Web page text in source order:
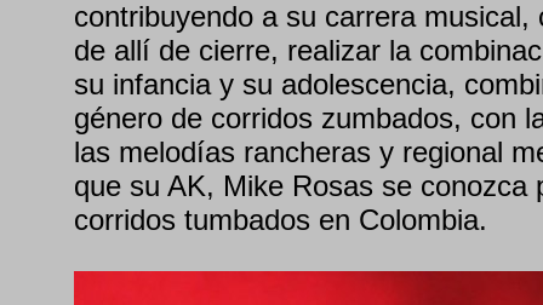
contribuyendo a su carrera musical,
de allí de cierre, realizar la
su infancia y su adolescencia,
género de corridos zumbados, con
las melodías rancheras y regional
que su AK, Mike Rosas se conozca
corridos tumbados en Colombia.